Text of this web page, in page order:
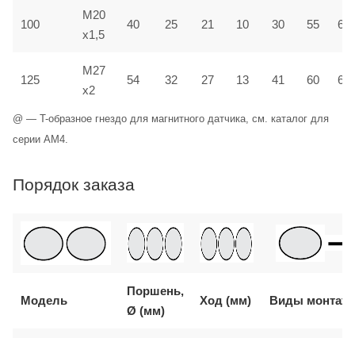
100
M20
x1,5
40 25 21 10 30 55 6,5
125
M27
x2
54 32 27 13 41 60 6,5
@ — T-образное гнездо для магнитного датчика, см. каталог для
серии AM4.
Порядок заказа
Модель
Поршень,
Ø (мм)
Ход (мм) Виды